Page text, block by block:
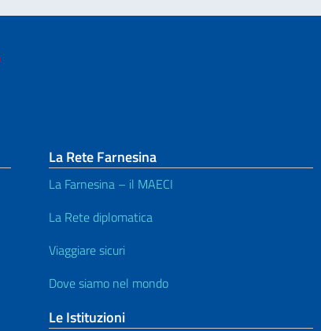
La Rete Farnesina
La Farnesina – il MAECI
La Rete diplomatica
Viaggiare sicuri
Dove siamo nel mondo
Le Istituzioni